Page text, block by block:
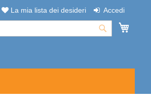
La mia lista dei desideri Accedi